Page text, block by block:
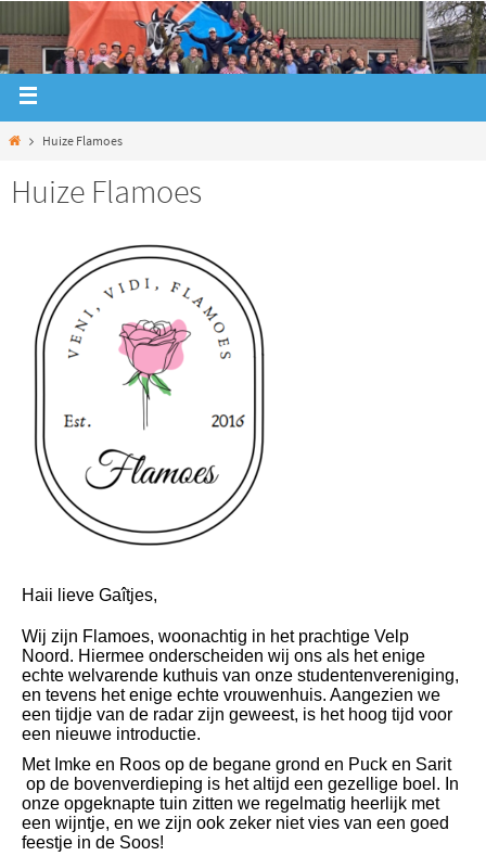
Huize Flamoes
Huize Flamoes
Haii lieve Gaîtjes,
Wij zijn Flamoes, woonachtig in het prachtige Velp
Noord. Hiermee onderscheiden wij ons als het enige
echte welvarende kuthuis van onze studentenvereniging,
en tevens het enige echte vrouwenhuis. Aangezien we
een tijdje van de radar zijn geweest, is het hoog tijd voor
een nieuwe introductie.
Met Imke en Roos op de begane grond en Puck en Sarit
op de bovenverdieping is het altijd een gezellige boel. In
onze opgeknapte tuin zitten we regelmatig heerlijk met
een wijntje, en we zijn ook zeker niet vies van een goed
feestje in de Soos!